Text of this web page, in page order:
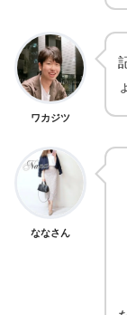
ワカジツ
ななさん